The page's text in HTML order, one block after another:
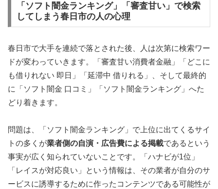
「ソフト闇金ランキング」「審査甘い」で検索
してしまう春日市の人の心理
春日市で大手を連続で落とされた後、人は次第に検索ワー
ドが変わっていきます。「審査甘い消費者金融」「どこに
も借りれない 即日」「延滞中 借りれる」、そして最終的
に「ソフト闇金 口コミ」「ソフト闇金ランキング」へた
どり着きます。
問題は、「ソフト闇金ランキング」で上位に出てくるサイ
トの多くが業者側の自演・広告費による掲載であるという
事実が広く知られていないことです。「ハナビが1位」
「レイスが対応良い」という情報は、その業者が自分のサ
ービスに誘導するために作ったコンテンツである可能性が